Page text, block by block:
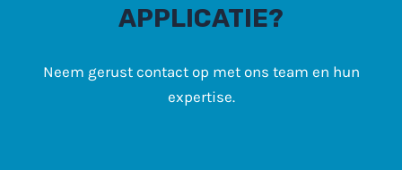
APPLICATIE?
Neem gerust contact op met ons team en hun
expertise.